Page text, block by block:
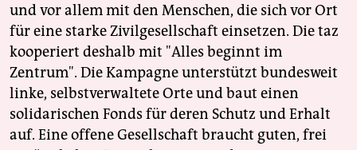
und vor allem mit den Menschen, die sich vor Ort
für eine starke Zivilgesellschaft einsetzen. Die taz
kooperiert deshalb mit "Alles beginnt im
Zentrum". Die Kampagne unterstützt bundesweit
linke, selbstverwaltete Orte und baut einen
solidarischen Fonds für deren Schutz und Erhalt
auf. Eine offene Gesellschaft braucht guten, frei